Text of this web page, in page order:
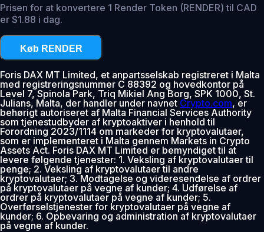
Prisen for at konvertere 1 Render Token (RENDER) til CAD
er $1.88 i dag.
Køb RENDER
Foris DAX MT Limited, et anpartsselskab registreret i Malta
med registreringsnummer C 88392 og hovedkontor på
Level 7, Spinola Park, Triq Mikiel Ang Borg, SPK 1000, St.
Julians, Malta, der handler under navnet Crypto.com, er
behørigt autoriseret af Malta Financial Services Authority
som tjenestudbyder af kryptoaktiver i henhold til
Forordning 2023/1114 om markeder for kryptovalutaer,
som er implementeret i Malta gennem Markets in Crypto
Assets Act. Foris DAX MT Limited er bemyndiget til at
levere følgende tjenester: 1. Veksling af kryptovalutaer til
penge; 2. Veksling af kryptovalutaer til andre
kryptovalutaer; 3. Modtagelse og videresendelse af ordrer
på kryptovalutaer på vegne af kunder; 4. Udførelse af
ordrer på kryptovalutaer på vegne af kunder; 5.
Overførselstjenester for kryptovalutaer på vegne af
kunder; 6. Opbevaring og administration af kryptovalutaer
på vegne af kunder.